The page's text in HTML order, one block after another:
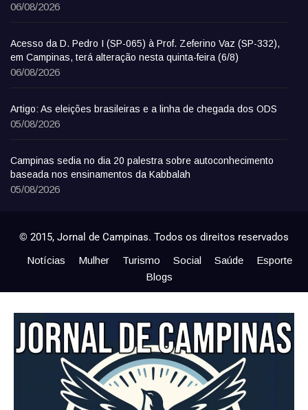
06/08/2026
Acesso da D. Pedro I (SP-065) à Prof. Zeferino Vaz (SP-332),
em Campinas, terá alteração nesta quinta-feira (6/8)
06/08/2026
Artigo: As eleições brasileiras e a linha de chegada dos ODS
05/08/2026
Campinas sedia no dia 20 palestra sobre autoconhecimento
baseada nos ensinamentos da Kabbalah
05/08/2026
© 2015, Jornal de Campinas. Todos os direitos reservados
Notícias Mulher Turismo Social Saúde
Esporte
Blogs